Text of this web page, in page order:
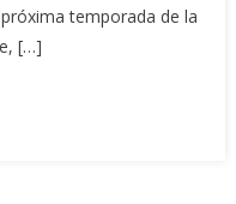
temporada de la
[…]